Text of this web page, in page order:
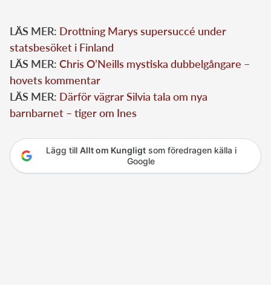
LÄS MER: Drottning Marys supersuccé under
statsbesöket i Finland
LÄS MER: Chris O’Neills mystiska dubbelgångare –
hovets kommentar
LÄS MER: Därför vägrar Silvia tala om nya
barnbarnet – tiger om Ines
Lägg till Allt om Kungligtsom föredragen källa i
Google